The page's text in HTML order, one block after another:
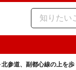
参道、副都心線の上を歩